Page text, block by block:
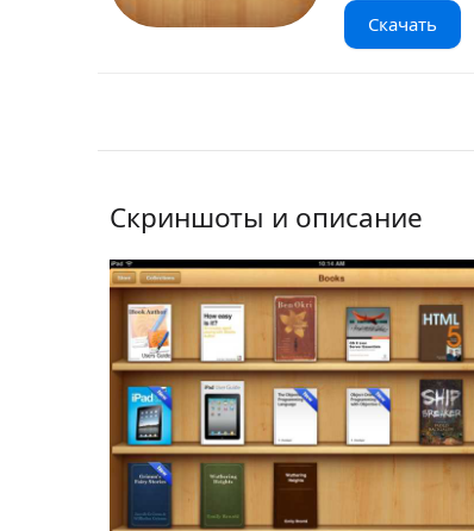
Скачать
Скриншоты и описание